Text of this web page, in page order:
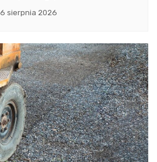
6 sierpnia 2026